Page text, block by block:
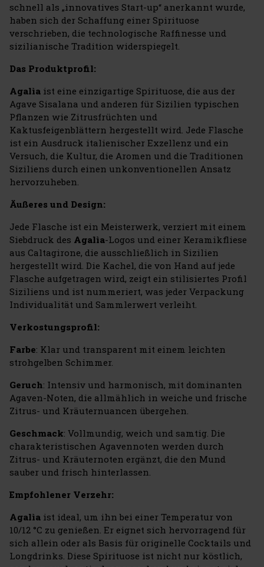
schnell als „innovatives Start-up“ anerkannt wurde,
haben sich der Schaffung einer Spirituose
verschrieben, die technologische Raffinesse und
sizilianische Tradition widerspiegelt.
Das Produktprofil:
Agalìa ist eine einzigartige Spirituose, die aus der
Agave Sisalana und anderen für Sizilien typischen
Pflanzen wie Zitrusfrüchten und
Kaktusfeigenblättern hergestellt wird. Jede Flasche
ist ein Ausdruck italienischer Exzellenz und ein
Versuch, die Kultur, die Aromen und die Traditionen
Siziliens durch einen unkonventionellen Ansatz
hervorzuheben.
Äußeres und Design:
Jede Flasche ist ein Meisterwerk, verziert mit einem
Siebdruck des Agalìa-Logos und einer Keramikfliese
aus Caltagirone, die ausschließlich in Sizilien
hergestellt wird. Die Kachel, die von Hand auf jede
Flasche aufgetragen wird, zeigt ein stilisiertes Profil
Siziliens und ist nummeriert, was jeder Verpackung
Individualität und Sammlerwert verleiht.
Verkostungsprofil:
Farbe: Klar und transparent mit einem leichten
strohgelben Schimmer.
Geruch: Intensiv und harmonisch, mit dominanten
Agaven-Noten, die allmählich in weiche und frische
Zitrus- und Kräuternuancen übergehen.
Geschmack: Vollmundig, weich und samtig. Die
charakteristischen Agavennoten werden durch
Zitrus- und Kräuternoten ergänzt, die den Mund
sauber und frisch hinterlassen.
Empfohlener Verzehr:
Agalìa ist ideal, um ihn bei einer Temperatur von
10/12 °C zu genießen. Er eignet sich hervorragend für
sich allein oder als Basis für originelle Cocktails und
Longdrinks. Diese Spirituose ist nicht nur köstlich,